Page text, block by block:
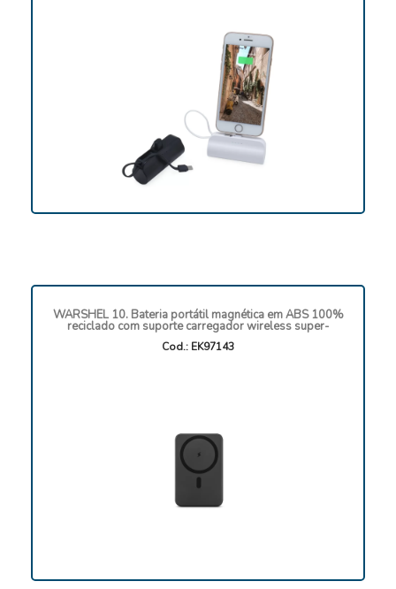
WARSHEL 10. Bateria portátil magnética em ABS 100%
reciclado com suporte carregador wireless super-
Cod.: EK97143